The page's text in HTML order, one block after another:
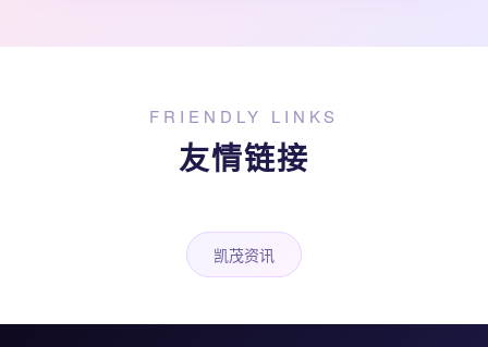
FRIENDLY LINKS
友情链接
凯茂资讯